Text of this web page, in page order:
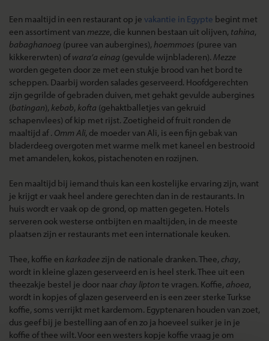
Een maaltijd in een restaurant op je vakantie in Egypte begint met
een assortiment van mezze, die kunnen bestaan uit olijven, tahina,
babaghanoeg (puree van aubergines), hoemmoes (puree van
kikkererwten) ofwara’a einag (gevulde wijnbladeren). Mezze
worden gegeten door ze met een stukje brood van het bord te
scheppen. Daarbij worden salades geserveerd. Hoofdgerechten
zijn gegrilde of gebraden duiven, met gehakt gevulde aubergines
(batingan), kebab, kofta (gehaktballetjes van gekruid
schapenvlees) of kip met rijst. Zoetigheid of fruit ronden de
maaltijd af . Omm Ali, de moeder van Ali, is een fijn gebak van
bladerdeeg overgoten met warme melk met kaneel en bestrooid
met amandelen, kokos, pistachenoten en rozijnen.
Een maaltijd bij iemand thuis kan een kostelijke ervaring zijn, want
je krijgt er vaak heel andere gerechten dan in de restaurants. In
huis wordt er vaak op de grond, op matten gegeten. Hotels
serveren ook westerse ontbijten en maaltijden, in de meeste
plaatsen zijn er restaurants met een internationale keuken.
Thee, koffie en karkadee zijn de nationale dranken. Thee, chay,
wordt in kleine glazen geserveerd en is heel sterk. Thee uit een
theezakje bestel je door naar chay lipton te vragen. Koffie, ahoea,
wordt in kopjes of glazen geserveerd en is een zeer sterke Turkse
koffie, soms verrijkt met kardemom. Egyptenaren houden van zoet,
dus geef bij je bestelling aan of en zo ja hoeveel suiker je in je
koffie of thee wilt. Voor een westers kopje koffie vraag je om